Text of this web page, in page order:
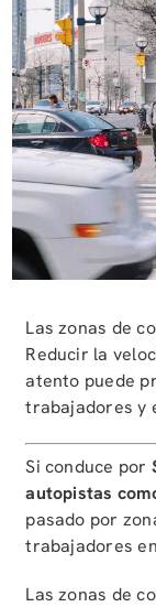
Las zonas de
Reducir la
atento puede
trabajadores y
Si conduce por
autopistas
pasado por
trabajadores
Las zonas de